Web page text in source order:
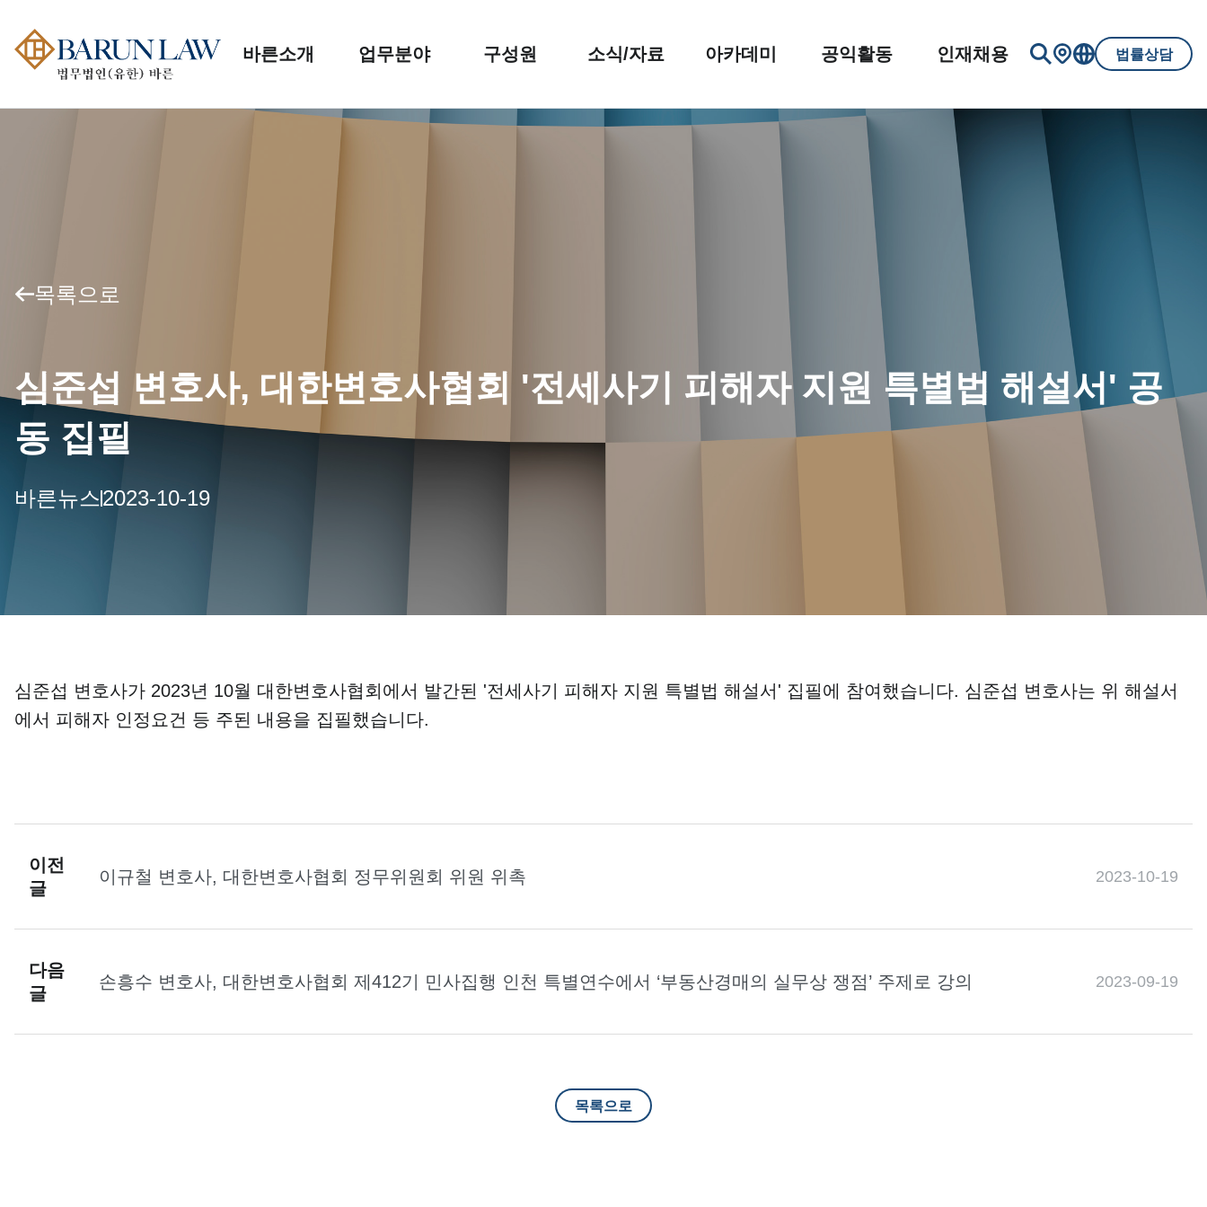
바른소개 업무분야 구성원 소식/자료 아카데미 공익활동 인재채용 법률상담
목록으로
심준섭 변호사, 대한변호사협회 '전세사기 피해자 지원 특별법 해설서' 공
동 집필
바른뉴스2023-10-19
심준섭 변호사가 2023년 10월 대한변호사협회에서 발간된 '전세사기 피해자 지원 특별법 해설서' 집필에 참여했습니다. 심준섭 변호사는 위 해설서
에서 피해자 인정요건 등 주된 내용을 집필했습니다.
이전
글
이규철 변호사, 대한변호사협회 정무위원회 위원 위촉 2023-10-19
다음
글
손흥수 변호사, 대한변호사협회 제412기 민사집행 인천 특별연수에서 ‘부동산경매의 실무상 쟁점’ 주제로 강의 2023-09-19
목록으로